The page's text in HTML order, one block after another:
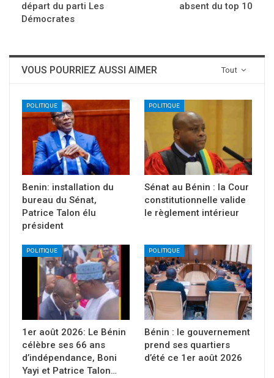
départ du parti Les
Démocrates
absent du top 10
Tout
VOUS POURRIEZ AUSSI AIMER
POLITIQUE
Benin: installation du
bureau du Sénat,
Patrice Talon élu
président
POLITIQUE
Sénat au Bénin : la Cour
constitutionnelle valide
le règlement intérieur
POLITIQUE
1er août 2026: Le Bénin
célèbre ses 66 ans
d’indépendance, Boni
Yayi et Patrice Talon…
POLITIQUE
Bénin : le gouvernement
prend ses quartiers
d’été ce 1er août 2026